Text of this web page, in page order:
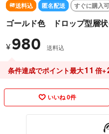
送料込 匿名配送 すぐに購入可
ゴールド色 ドロップ型層
¥ 980 送料込
条件達成でポイント最大11 倍+
いいね 0件